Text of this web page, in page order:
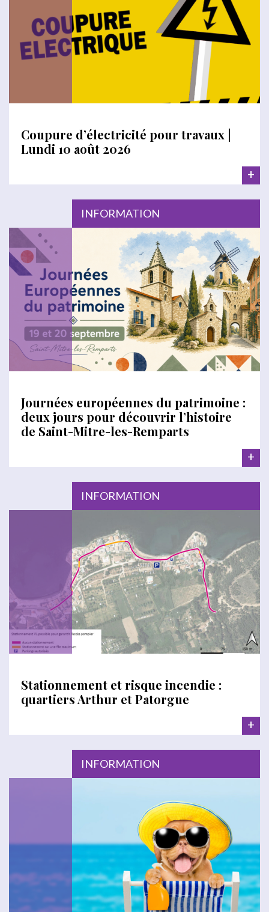
Coupure d’électricité pour travaux |
Lundi 10 août 2026
+
INFORMATION
Journées européennes du patrimoine :
deux jours pour découvrir l’histoire
de Saint-Mitre-les-Remparts
+
INFORMATION
Stationnement et risque incendie :
quartiers Arthur et Patorgue
+
INFORMATION